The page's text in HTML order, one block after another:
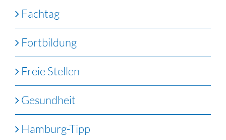
Fachtag
Fortbildung
Freie Stellen
Gesundheit
Hamburg-Tipp